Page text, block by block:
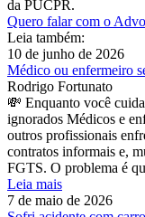
da PUCPR.
Quero falar com o
Leia também:
10 de junho de 2026
Médico ou enfermeiro
Rodrigo Fortunato
💸 Enquanto você
ignorados Médicos e
outros profissionais
contratos informais e,
FGTS. O problema é
Leia mais
7 de maio de 2026